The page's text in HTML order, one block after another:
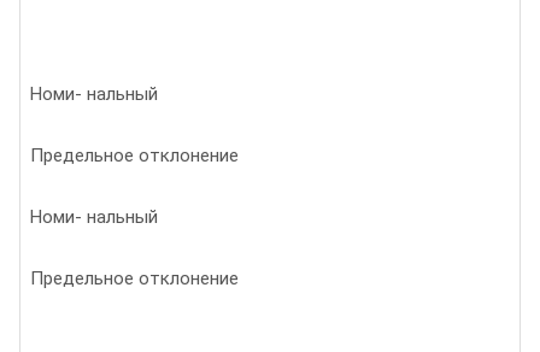
Номи- нальный
Предельное отклонение
Номи- нальный
Предельное отклонение